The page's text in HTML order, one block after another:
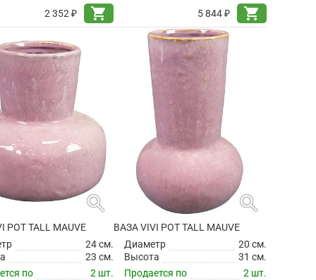
2 352 ₽
shopping_cart
5 844 ₽
shopping_cart
search
POT TALL MAUVE
24 см.
23 см.
по
2 шт.
search
ВАЗА VIVI POT TALL MAUVE
Диаметр
20 см.
Высота
31 см.
Продается по
2 шт.